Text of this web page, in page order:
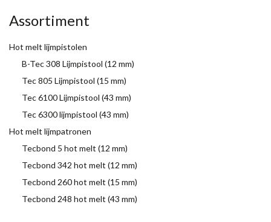
Assortiment
Hot melt lijmpistolen
B-Tec 308 Lijmpistool (12 mm)
Tec 805 Lijmpistool (15 mm)
Tec 6100 Lijmpistool (43 mm)
Tec 6300 lijmpistool (43 mm)
Hot melt lijmpatronen
Tecbond 5 hot melt (12 mm)
Tecbond 342 hot melt (12 mm)
Tecbond 260 hot melt (15 mm)
Tecbond 248 hot melt (43 mm)